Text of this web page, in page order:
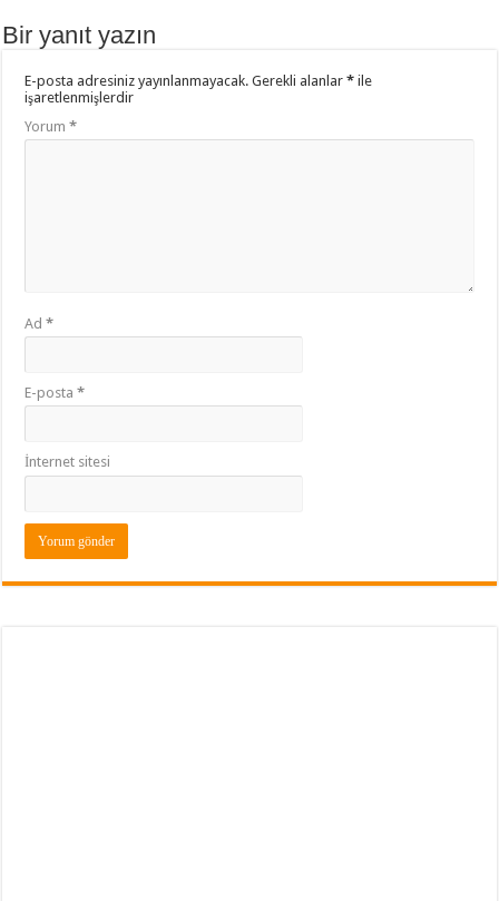
Bir yanıt yazın
E-posta adresiniz yayınlanmayacak. Gerekli alanlar* ile
işaretlenmişlerdir
Yorum*
Ad*
E-posta*
İnternet sitesi